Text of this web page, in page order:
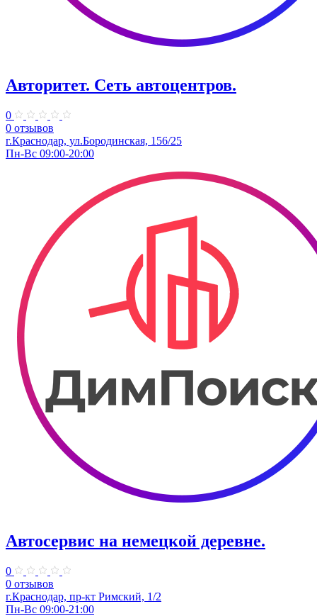
Авторитет. ​Сеть автоцентров.
0
0 отзывов
г.Краснодар, ул.Бородинская, 156/25
Пн-Вс 09:00-20:00
Автосервис на немецкой деревне.
0
0 отзывов
г.Краснодар, пр-кт Римский, 1/2
Пн-Вс 09:00-21:00